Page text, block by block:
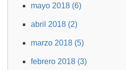
mayo 2018 (6)
abril 2018 (2)
marzo 2018 (5)
febrero 2018 (3)